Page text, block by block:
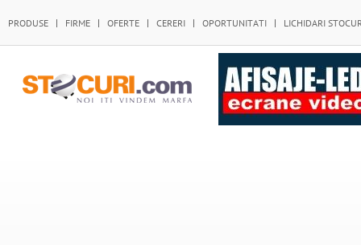
PRODUSE FIRME OFERTE CERERI OPORTUNITATI LICHIDARI